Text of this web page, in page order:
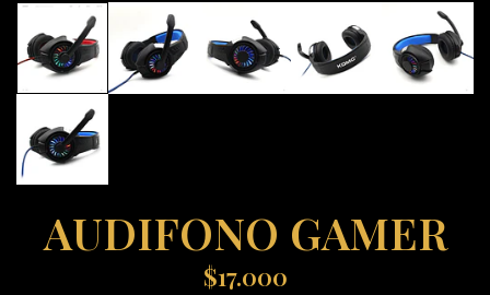
AUDIFONO GAMER
$17.000